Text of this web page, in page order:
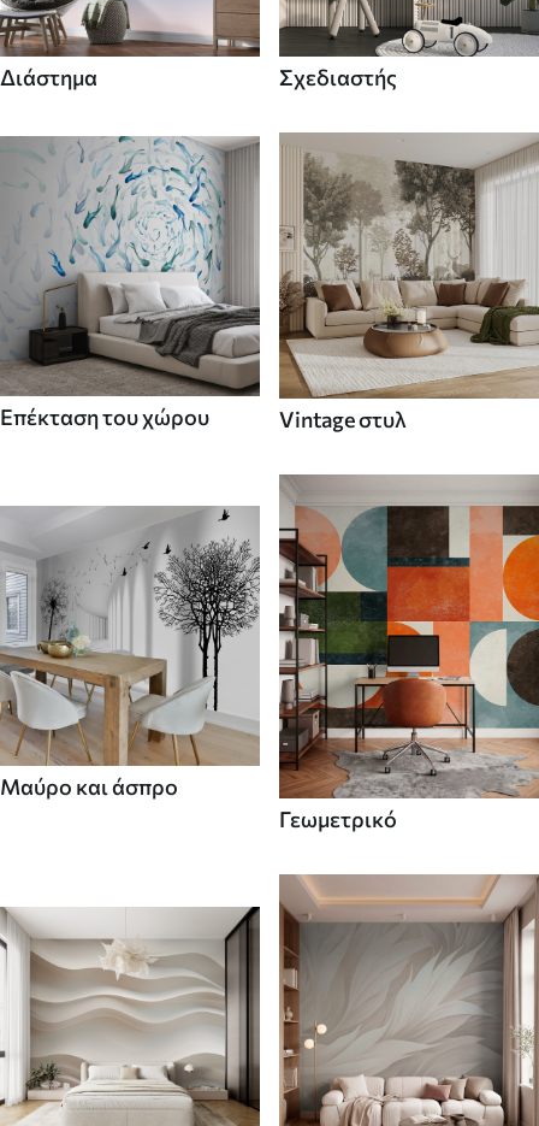
Διάστημα Σχεδιαστής
Επέκταση του χώρου Vintage στυλ
Μαύρο και άσπρο
Γεωμετρικό